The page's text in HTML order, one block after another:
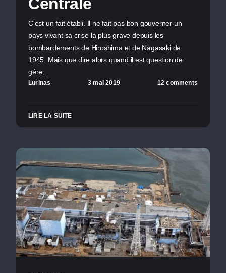
C'est un fait établi. Il ne fait pas bon gouverner un
pays vivant sa crise la plus grave depuis les
bombardements de Hiroshima et de Nagasaki de
1945. Mais que dire alors quand il est question de
gére…
Lurinas 3 mai 2019 12 comments
LIRE LA SUITE